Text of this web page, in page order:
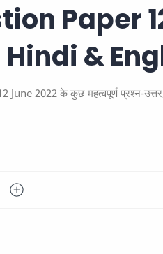
Paper
&
2022 के कुछ महत्वपूर्ण प्रश्न-